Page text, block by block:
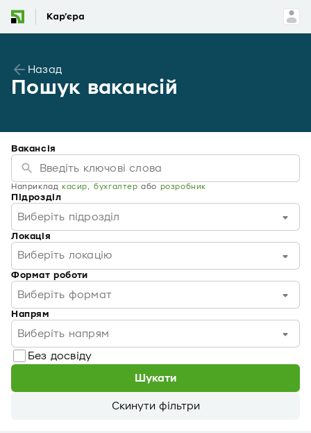
Назад
Пошук вакансій
Вакансія
Наприклад касир,бухгалтер або розробник
Підрозділ
Виберіть підрозділ
Локація
Виберіть локацію
Формат роботи
Виберіть формат
Напрям
Виберіть напрям
Без досвіду
Шукати
Скинути фільтри